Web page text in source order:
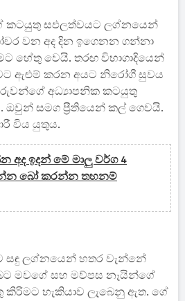
කටයුතු සඵලත්වයට ලග්නයෙන්
වන අද දින ඉගෙනන ගන්නා
හේතු වෙයි. තරඟ විභාගාදියෙන්
ඇළුම් කරන අයට නිරෝගී සුවය
අධ්‍යාපනික කටයුතු
සමග ප්‍රීතියෙන් කල් ගෙවයි.
විය යුතුය.
අද ඉදන් මේ මාලු වර්ග 4
බෝ කරන්න තහනම්
සඳු ලග්නයෙන් හතර වැන්නේ
මවගේ සහ මව්පස නෑයින්ගේ
හැකියාව ලැබෙනු ඇත. ගේ